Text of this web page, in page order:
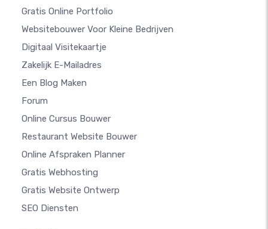
Gratis Online Portfolio
Websitebouwer Voor Kleine Bedrijven
Digitaal Visitekaartje
Zakelijk E-Mailadres
Een Blog Maken
Forum
Online Cursus Bouwer
Restaurant Website Bouwer
Online Afspraken Planner
Gratis Webhosting
Gratis Website Ontwerp
SEO Diensten